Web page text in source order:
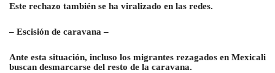
Este rechazo también se ha viralizado en las redes.
– Escisión de caravana –
Ante esta situación, incluso los migrantes rezagados en Mexicali
buscan desmarcarse del resto de la caravana.